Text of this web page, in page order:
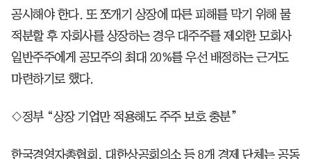
공시해야 한다. 또 쪼개기 상장에 따른 피해를 막기 위해 물
적분할 후 자회사를 상장하는 경우 대주주를 제외한 모회사
일반주주에게 공모주의 최대 20%를 우선 배정하는 근거도
마련하기로 했다.
◇정부 “상장 기업만 적용해도 주주 보호 충분”
한국경영자총협회, 대한상공회의소 등 8개 경제 단체는 공동